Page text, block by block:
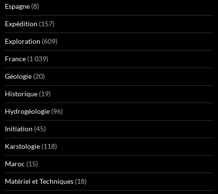
Espagne (8)
Expédition (157)
Exploration (609)
France (1 039)
Géologie (20)
Historique (19)
Hydrogéologie (96)
Initiation (45)
Karstologie (118)
Maroc (15)
Matériel et Techniques (18)